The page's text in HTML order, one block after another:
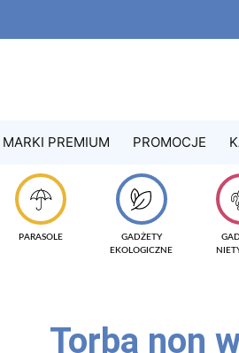
MARKI PREMIUM PROMOCJE
PARASOLE
GADŻETY
EKOLOGICZNE
Torba non